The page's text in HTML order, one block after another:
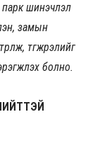
шинэчлэл
замын
түгжрэлийг
болно.